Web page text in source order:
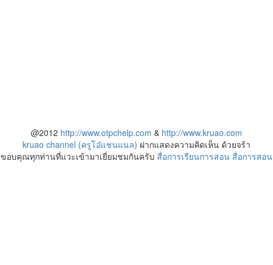
@2012 http://www.otpchelp.com & http://www.kruao.com
kruao channel (ครูโอ๋แชนแนล) ฝากแสดงความคิดเห็น ด้วยจร้า
ขอบคุณทุกท่านที่แวะเข้ามาเยี่ยมชมกันครับ สื่อการเรียนการสอน สื่อการสอน